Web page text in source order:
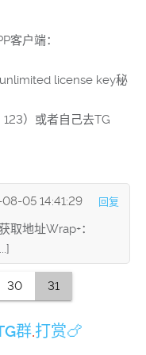
客户端：
license key秘
123）或者自己去TG
05 14:41:29 回复
取地址Wrap+：
30 31
群.打赏🍗